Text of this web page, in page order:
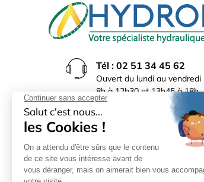
Tél : 02 51 34 45 62
Ouvert du lundi au vendredi
8h à 12h30 et 13h45 à 18h
(17h30 le vendredi)
Rue du Bocage La Ribotière
85170 Le Poiré sur Vie